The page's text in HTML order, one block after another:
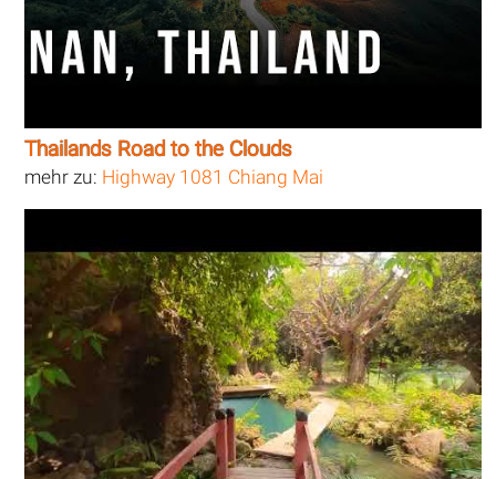
Thailands Road to the Clouds
mehr zu: Highway 1081 Chiang Mai